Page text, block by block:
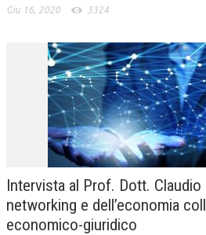
Giu 16, 2020 3324
Intervista al Prof. Dott.
networking e dell’economia
economico-giuridico